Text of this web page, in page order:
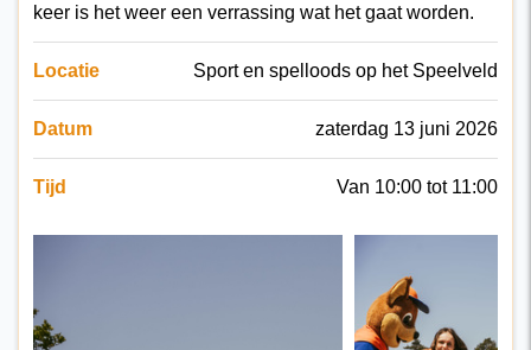
keer is het weer een verrassing wat het gaat worden.
Locatie Sport en spelloods op het Speelveld
Datum zaterdag 13 juni 2026
Tijd Van 10:00 tot 11:00